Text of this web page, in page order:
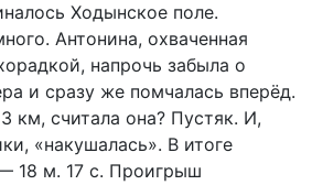
Ходынское поле.
Антонина, охваченная
напрочь забыла о
и сразу же помчалась вперёд.
км, считала она? Пустяк. И,
«накушалась». В итоге
18 м. 17 с. Проигрыш